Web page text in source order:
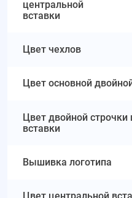
центральной
вставки
Цвет чехлов
Цвет основной
Цвет двойной строчки
вставки
Вышивка логотипа